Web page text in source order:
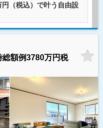
円（税込）で叶う自由設
総額例3780万円税